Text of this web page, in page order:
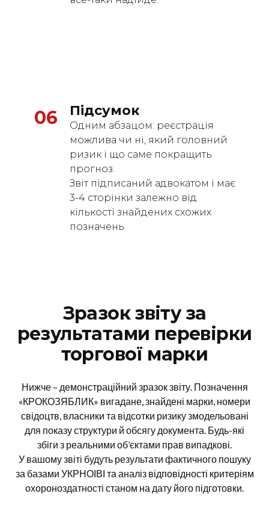
06 Підсумок
Одним абзацом: реєстрація
можлива чи ні, який головний
ризик і що саме покращить
прогноз.
Звіт підписаний адвокатом і має
3-4 сторінки залежно від
кількості знайдених схожих
позначень.
Зразок звіту за
результатами перевірки
торгової марки
Нижче – демонстраційний зразок звіту. Позначення
«КРОКОЗЯБЛИК» вигадане, знайдені марки, номери
свідоцтв, власники та відсотки ризику змодельовані
для показу структури й обсягу документа. Будь-які
збіги з реальними об’єктами прав випадкові.
У вашому звіті будуть результати фактичного пошуку
за базами УКРНОІВІ та аналіз відповідності критеріям
охороноздатності станом на дату його підготовки.